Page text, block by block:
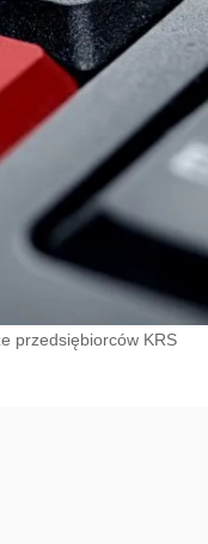
przedsiębiorców KRS